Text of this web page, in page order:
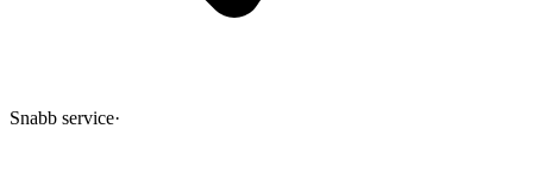
Snabb service·